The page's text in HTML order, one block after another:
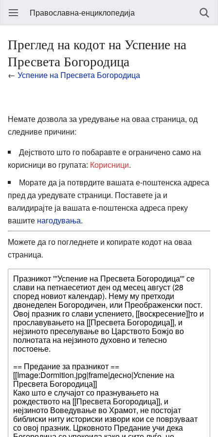
Православна-енциклопедија
Преглед на кодот на Успение на
Пресвета Богородица
← Успение на Пресвета Богородица
Немате дозвола за уредување на оваа страница, од
следниве причини:
Дејството што го побаравте е ограничено само на
корисници во групата: Корисници.
Морате да ја потврдите вашата е-поштенска адреса
пред да уредувате страници. Поставете ја и
валидирајте ја вашата е-поштенска адреса преку
вашите нагодувања.
Можете да го погледнете и копирате кодот на оваа
страница.